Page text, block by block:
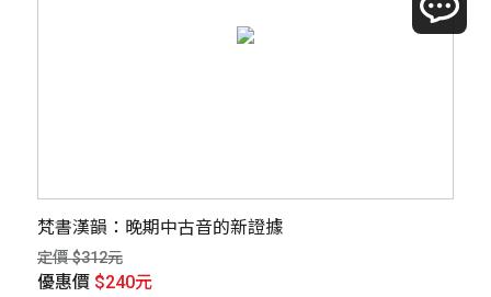
梵書漢韻：晚期中古音的新證據
定價 $312元
優惠價 $240元